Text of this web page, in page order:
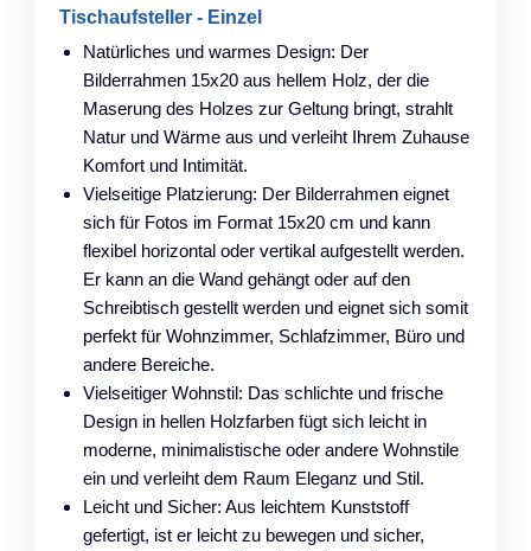
Tischaufsteller - Einzel
Natürliches und warmes Design: Der
Bilderrahmen 15x20 aus hellem Holz, der die
Maserung des Holzes zur Geltung bringt, strahlt
Natur und Wärme aus und verleiht Ihrem Zuhause
Komfort und Intimität.
Vielseitige Platzierung: Der Bilderrahmen eignet
sich für Fotos im Format 15x20 cm und kann
flexibel horizontal oder vertikal aufgestellt werden.
Er kann an die Wand gehängt oder auf den
Schreibtisch gestellt werden und eignet sich somit
perfekt für Wohnzimmer, Schlafzimmer, Büro und
andere Bereiche.
Vielseitiger Wohnstil: Das schlichte und frische
Design in hellen Holzfarben fügt sich leicht in
moderne, minimalistische oder andere Wohnstile
ein und verleiht dem Raum Eleganz und Stil.
Leicht und Sicher: Aus leichtem Kunststoff
gefertigt, ist er leicht zu bewegen und sicher,